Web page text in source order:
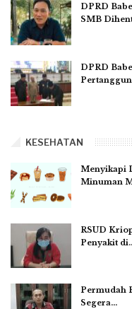
DPRD
SMB
DPRD
KESEHATAN
Menyikapi
Minuman
RSUD
Penyakit
Permudah
Segera…